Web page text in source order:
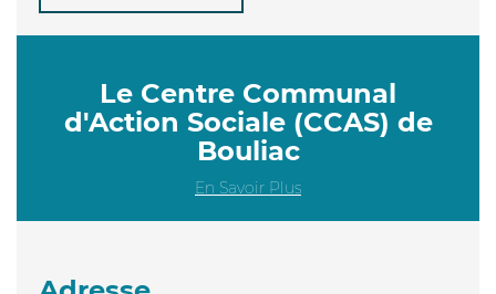
Le Centre Communal
d'Action Sociale (CCAS) de
Bouliac
En Savoir Plus